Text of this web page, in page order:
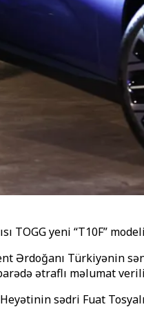
TOGG yeni “T10F”
Ərdoğanı Türkiyənin
ətraflı məlumat
sədri Fuat